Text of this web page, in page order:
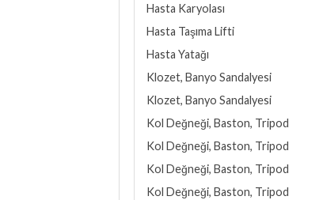
Hasta Karyolası
Hasta Taşıma Lifti
Hasta Yatağı
Klozet, Banyo Sandalyesi
Klozet, Banyo Sandalyesi
Kol Değneği, Baston, Tripod
Kol Değneği, Baston, Tripod
Kol Değneği, Baston, Tripod
Kol Değneği, Baston, Tripod